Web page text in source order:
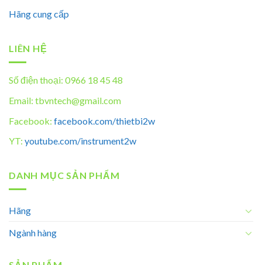
Hãng cung cấp
LIÊN HỆ
Số điện thoại: 0966 18 45 48
Email: tbvntech@gmail.com
Facebook: facebook.com/thietbi2w
YT: youtube.com/instrument2w
DANH MỤC SẢN PHẨM
Hãng
Ngành hàng